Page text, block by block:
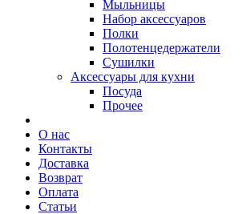
Мыльницы
Набор аксессуаров
Полки
Полотенцедержатели
Сушилки
Аксессуары для кухни
Посуда
Прочее
О нас
Контакты
Доставка
Возврат
Оплата
Статьи